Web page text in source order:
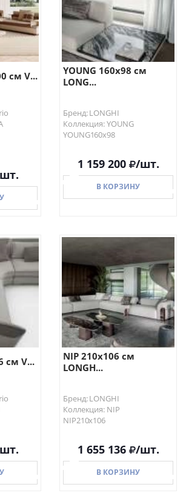
см V...
YOUNG 160х98 см
LONG...
Бренд: LONGHI
Коллекция: YOUNG
YOUNG160х98
1 159 200 /шт.
В КОРЗИНУ
см V...
NIP 210х106 см
LONGH...
Бренд: LONGHI
Коллекция: NIP
NIP210х106
1 655 136 /шт.
В КОРЗИНУ